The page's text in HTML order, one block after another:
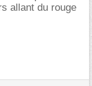
allant du rouge